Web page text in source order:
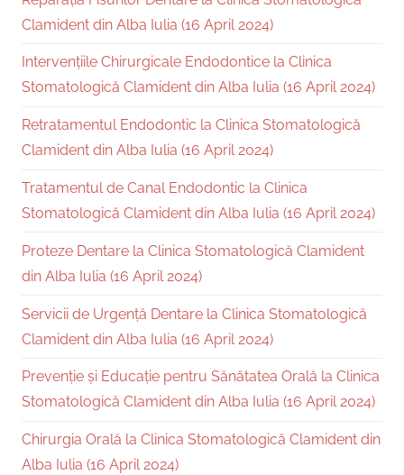
Clamident din Alba Iulia (16 April 2024)
Intervențiile Chirurgicale Endodontice la Clinica
Stomatologică Clamident din Alba Iulia (16 April 2024)
Retratamentul Endodontic la Clinica Stomatologică
Clamident din Alba Iulia (16 April 2024)
Tratamentul de Canal Endodontic la Clinica
Stomatologică Clamident din Alba Iulia (16 April 2024)
Proteze Dentare la Clinica Stomatologică Clamident
din Alba Iulia (16 April 2024)
Servicii de Urgență Dentare la Clinica Stomatologică
Clamident din Alba Iulia (16 April 2024)
Prevenție și Educație pentru Sănătatea Orală la Clinica
Stomatologică Clamident din Alba Iulia (16 April 2024)
Chirurgia Orală la Clinica Stomatologică Clamident din
Alba Iulia (16 April 2024)